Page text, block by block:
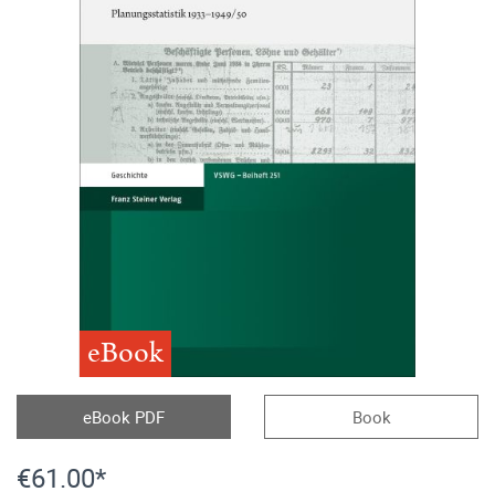
eBook
eBook PDF Book
€61.00*